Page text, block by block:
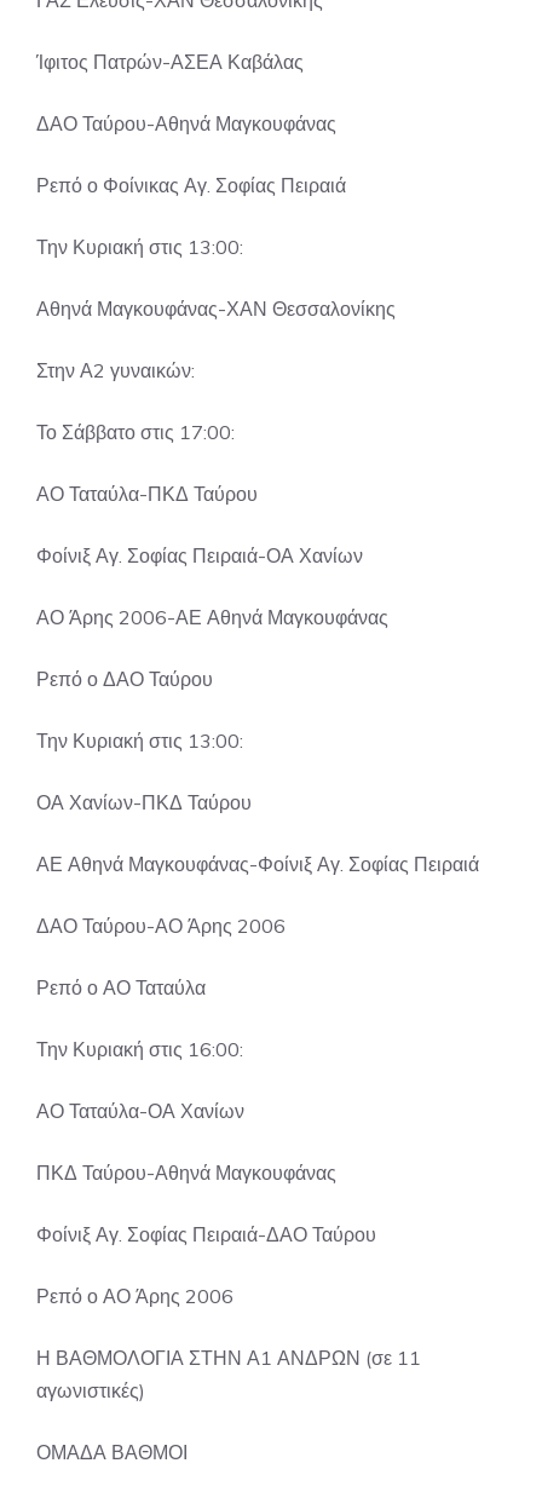
Ίφιτος Πατρών-ΑΣΕΑ Καβάλας
ΔΑΟ Ταύρου-Αθηνά Μαγκουφάνας
Ρεπό ο Φοίνικας Αγ. Σοφίας Πειραιά
Την Κυριακή στις 13:00:
Αθηνά Μαγκουφάνας-ΧΑΝ Θεσσαλονίκης
Στην Α2 γυναικών:
Το Σάββατο στις 17:00:
ΑΟ Ταταύλα-ΠΚΔ Ταύρου
Φοίνιξ Αγ. Σοφίας Πειραιά-ΟΑ Χανίων
ΑΟ Άρης 2006-ΑΕ Αθηνά Μαγκουφάνας
Ρεπό ο ΔΑΟ Ταύρου
Την Κυριακή στις 13:00:
ΟΑ Χανίων-ΠΚΔ Ταύρου
ΑΕ Αθηνά Μαγκουφάνας-Φοίνιξ Αγ. Σοφίας Πειραιά
ΔΑΟ Ταύρου-ΑΟ Άρης 2006
Ρεπό ο ΑΟ Ταταύλα
Την Κυριακή στις 16:00:
ΑΟ Ταταύλα-ΟΑ Χανίων
ΠΚΔ Ταύρου-Αθηνά Μαγκουφάνας
Φοίνιξ Αγ. Σοφίας Πειραιά-ΔΑΟ Ταύρου
Ρεπό ο ΑΟ Άρης 2006
Η ΒΑΘΜΟΛΟΓΙΑ ΣΤΗΝ Α1 ΑΝΔΡΩΝ (σε 11
αγωνιστικές)
ΟΜΑΔΑ ΒΑΘΜΟΙ